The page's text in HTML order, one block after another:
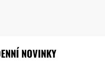
NOVINKY